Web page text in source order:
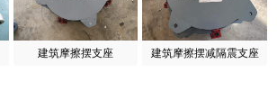
建筑摩擦摆支座 建筑摩擦摆减隔震支座